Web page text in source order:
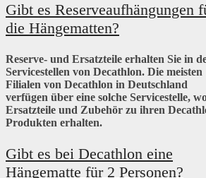
Gibt es Reserveaufhängungen
die Hängematten?
Reserve- und Ersatzteile erhalten Sie in
Servicestellen von Decathlon. Die meisten
Filialen von Decathlon in Deutschland
verfügen über eine solche Servicestelle,
Ersatzteile und Zubehör zu ihren
Produkten erhalten.
Gibt es bei Decathlon eine
Hängematte für 2 Personen?